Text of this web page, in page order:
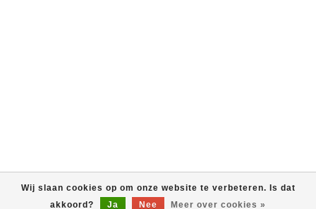
Wij slaan cookies op om onze website te verbeteren. Is dat
akkoord?
Ja Nee Meer over cookies »